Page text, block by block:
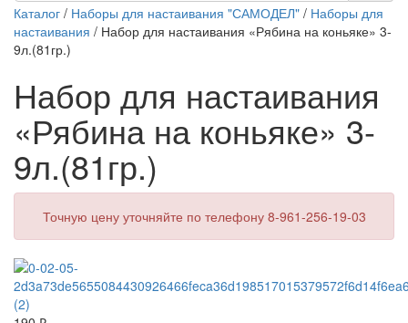
Каталог / Наборы для настаивания "САМОДЕЛ" / Наборы для
настаивания / Набор для настаивания «Рябина на коньяке» 3-
9л.(81гр.)
Набор для настаивания
«Рябина на коньяке» 3-
9л.(81гр.)
Точную цену уточняйте по телефону 8-961-256-19-03